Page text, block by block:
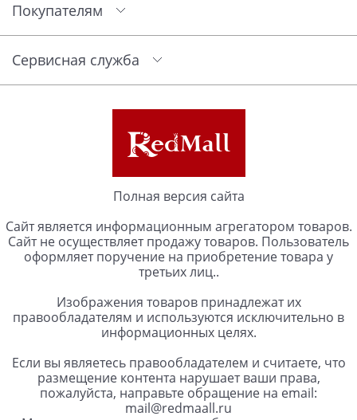
Покупателям
Сервисная служба
Полная версия сайта
Сайт является информационным агрегатором товаров.
Сайт не осуществляет продажу товаров. Пользователь
оформляет поручение на приобретение товара у
третьих лиц..
Изображения товаров принадлежат их
правообладателям и используются исключительно в
информационных целях.
Если вы являетесь правообладателем и считаете, что
размещение контента нарушает ваши права,
пожалуйста, направьте обращение на email:
mail@redmaall.ru